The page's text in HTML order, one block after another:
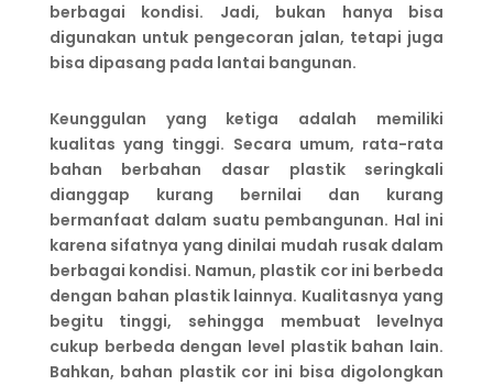
berbagai kondisi. Jadi, bukan hanya bisa
digunakan untuk pengecoran jalan, tetapi juga
bisa dipasang pada lantai bangunan.
Keunggulan yang ketiga adalah memiliki
kualitas yang tinggi. Secara umum, rata-rata
bahan berbahan dasar plastik seringkali
dianggap kurang bernilai dan kurang
bermanfaat dalam suatu pembangunan. Hal ini
karena sifatnya yang dinilai mudah rusak dalam
berbagai kondisi. Namun, plastik cor ini berbeda
dengan bahan plastik lainnya. Kualitasnya yang
begitu tinggi, sehingga membuat levelnya
cukup berbeda dengan level plastik bahan lain.
Bahkan, bahan plastik cor ini bisa digolongkan